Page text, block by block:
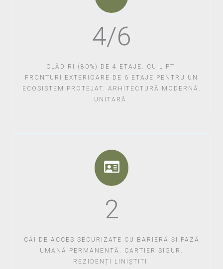
4/6
CLĂDIRI (80%) DE 4 ETAJE. CU LIFT.
FRONTURI EXTERIOARE DE 6 ETAJE PENTRU UN
ECOSISTEM PROTEJAT. ARHITECTURĂ MODERNĂ.
UNITARĂ.
2
CĂI DE ACCES SECURIZATE CU BARIERĂ ȘI PAZĂ
UMANĂ PERMANENTĂ. CARTIER SIGUR.
REZIDENȚI LINIȘTIȚI.